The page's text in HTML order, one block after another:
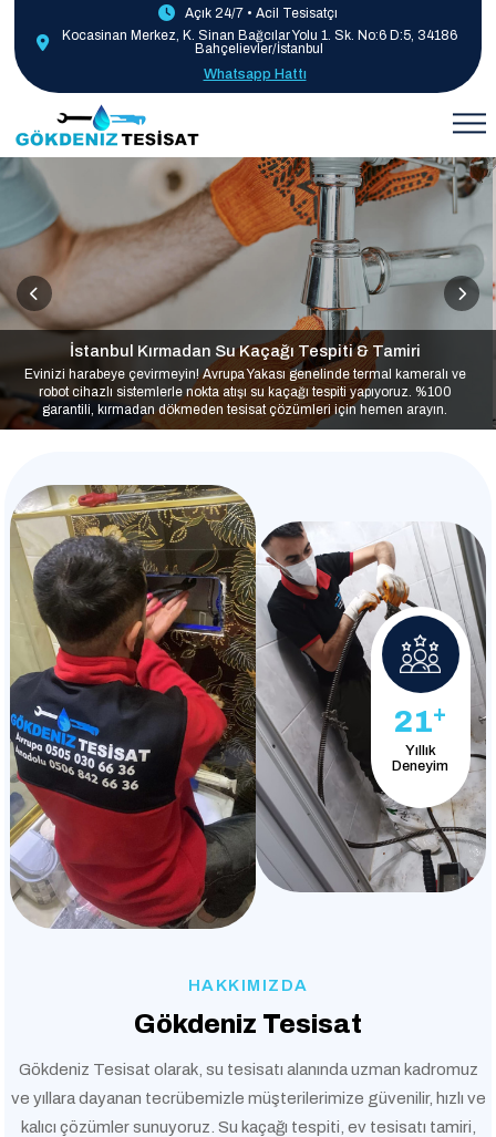
Açık 24/7 • Acil Tesisatçı
Kocasinan Merkez, K. Sinan Bağcılar Yolu 1. Sk. No:6 D:5, 34186
Bahçelievler/İstanbul
Whatsapp Hattı
İstanbul Kırmadan Su Kaçağı Tespiti & Tamiri
Evinizi harabeye çevirmeyin! Avrupa Yakası genelinde termal kameralı ve
robot cihazlı sistemlerle nokta atışı su kaçağı tespiti yapıyoruz. %100
garantili, kırmadan dökmeden tesisat çözümleri için hemen arayın.
21+
Yıllık
Deneyim
HAKKIMIZDA
Gökdeniz Tesisat
Gökdeniz Tesisat olarak, su tesisatı alanında uzman kadromuz
ve yıllara dayanan tecrübemizle müşterilerimize güvenilir, hızlı ve
kalıcı çözümler sunuyoruz. Su kaçağı tespiti, ev tesisatı tamiri,